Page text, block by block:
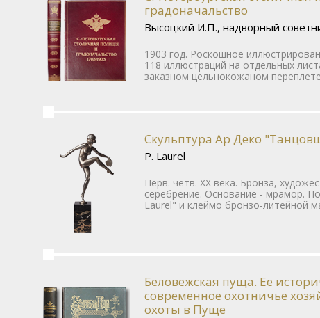
градоначальство
Высоцкий И.П., надворный
1903 год. Роскошное
118 иллюстраций на отдельных
заказном цельнокожаном
Скульптура Ар Деко
Р. Laurel
Перв. четв. ХХ века. Бронза,
серебрение. Основание - мрамор.
Laurel" и клеймо бронзо-литейной
Беловежская пуща. Её
современное охотничье
охоты в Пуще